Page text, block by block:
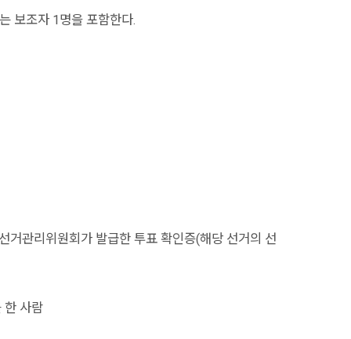
보조자 1명을 포함한다.
거관리위원회가 발급한 투표 확인증(해당 선거의 선
한 사람